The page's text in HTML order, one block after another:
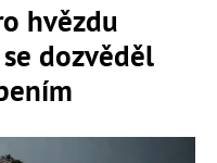
hvězdu
dozvěděl